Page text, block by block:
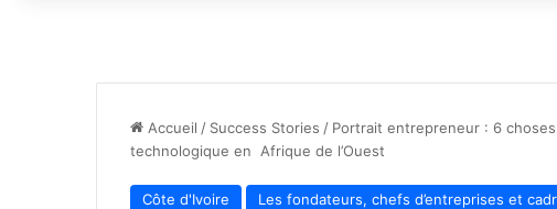
Accueil / Success Stories / Portrait entrepreneur : 6
technologique en Afrique de l’Ouest
Côte d'Ivoire Les fondateurs, chefs d’entreprises et